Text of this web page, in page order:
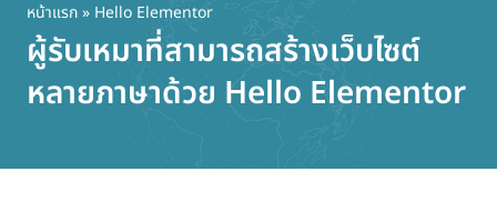
เนื้อหา
หลัก
หน้าแรก» Hello Elementor
ผู้รับเหมาที่สามารถสร้างเว็บไซต์
หลายภาษาด้วย Hello Elementor